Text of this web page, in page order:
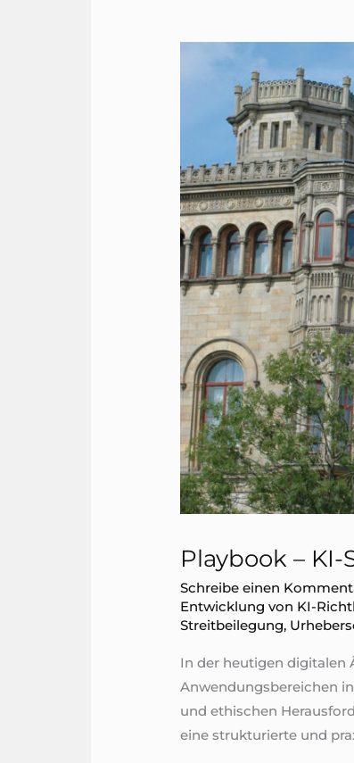
Playbook –
Schreibe einen
Entwicklung von KI-
Streitbeilegung,
In der heutigen digitalen
Anwendungsbereichen
und ethischen
eine strukturierte und